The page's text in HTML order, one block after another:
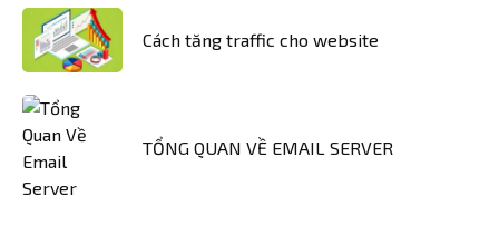
Cách tăng traffic cho website
TỔNG QUAN VỀ EMAIL SERVER